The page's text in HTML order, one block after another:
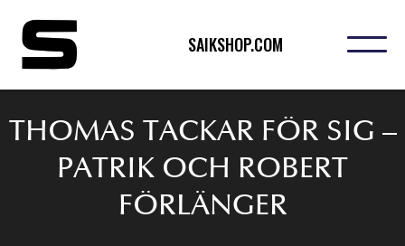
SAIKSHOP.COM
THOMAS TACKAR FÖR SIG –
PATRIK OCH ROBERT
FÖRLÄNGER